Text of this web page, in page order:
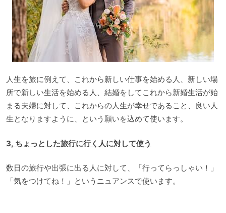
人生を旅に例えて、これから新しい仕事を始める人、新しい場
所で新しい生活を始める人、結婚をしてこれから新婚生活が始
まる夫婦に対して、これからの人生が幸せであること、良い人
生となりますように、という願いを込めて使います。
3, ちょっとした旅行に行く人に対して使う
数日の旅行や出張に出る人に対して、「行ってらっしゃい！」
「気をつけてね！」というニュアンスで使います。